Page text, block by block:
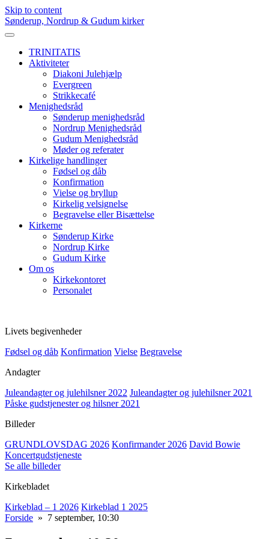
Skip to content
Sønderup, Nordrup & Gudum kirker
TRINITATIS
Aktiviteter
Diakoni Julehjælp
Evergreen
Strikkecafé
Menighedsråd
Sønderup menighedsråd
Nordrup Menighedsråd
Gudum Menighedsråd
Møder og referater
Kirkelige handlinger
Fødsel og dåb
Konfirmation
Vielse og bryllup
Kirkelig velsignelse
Begravelse eller Bisættelse
Kirkerne
Sønderup Kirke
Nordrup Kirke
Gudum Kirke
Om os
Kirkekontoret
Personalet
Livets begivenheder
Fødsel og dåb Konfirmation Vielse Begravelse
Andagter
Juleandagter og julehilsner 2022 Juleandagter og julehilsner 2021
Påske gudstjenester og hilsner 2021
Billeder
GRUNDLOVSDAG 2026 Konfirmander 2026 David Bowie
Koncertgudstjeneste
Se alle billeder
Kirkebladet
Kirkeblad – 1 2026 Kirkeblad 1 2025
Forside » 7 september, 10:30